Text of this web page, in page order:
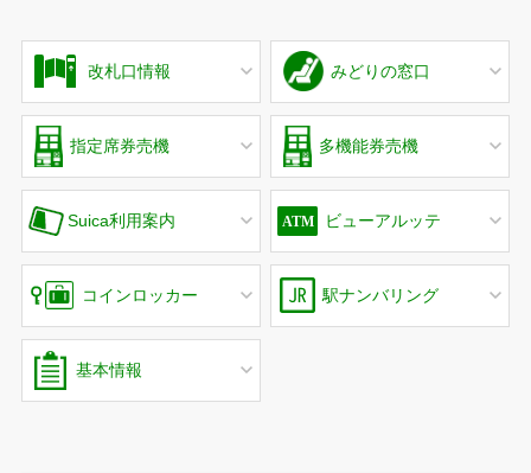
改札口情報 みどりの窓口
指定席券売機 多機能券売機
Suica利用案内 ビューアルッテ
コインロッカー 駅ナンバリング
基本情報